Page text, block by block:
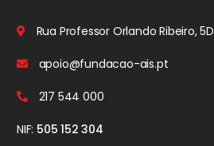
Rua Professor Orlando Ribeiro, 5D
apoio@fundacao-ais.pt
217 544 000
NIF: 505 152 304